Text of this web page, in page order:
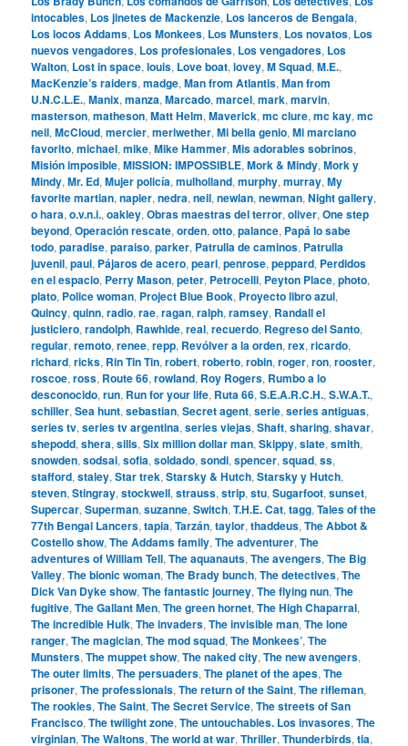
intocables, Los jinetes de Mackenzie, Los lanceros de Bengala,
Los locos Addams, Los Monkees, Los Munsters, Los novatos, Los
nuevos vengadores, Los profesionales, Los vengadores, Los
Walton, Lost in space,louis, Love boat,lovey,M Squad,M.E.,
MacKenzie’s raiders,madge,Man from Atlantis,Man from
U.N.C.L.E.,Manix,manza,Marcado,marcel,mark,marvin,
masterson,matheson,Matt Helm,Maverick,mc clure,mc kay,mc
neil,McCloud,mercier,meriwether,Mi bella genio,Mi marciano
favorito,michael,mike,Mike Hammer,Mis adorables sobrinos,
Misión imposible,MISSION: IMPOSSIBLE,Mork & Mindy,Mork y
Mindy,Mr. Ed,Mujer policía,mulholland,murphy,murray,My
favorite martian,napier,nedra,neil,newlan,newman,Night gallery,
o hara,o.v.n.i.,oakley,Obras maestras del terror,oliver,One step
beyond,Operación rescate,orden,otto,palance, Papá lo sabe
todo,paradise,paraiso,parker, Patrulla de caminos, Patrulla
juvenil,paul, Pájaros de acero,pearl,penrose,peppard, Perdidos
en el espacio, Perry Mason,peter, Petrocelli, Peyton Place,photo,
plato, Police woman, Project Blue Book, Proyecto libro azul,
Quincy,quinn,radio,rae,ragan,ralph,ramsey, Randall el
justiciero,randolph, Rawhide,real,recuerdo, Regreso del Santo,
regular,remoto,renee,repp, Revólver a la orden,rex,ricardo,
richard,ricks, Rin Tin Tin,robert,roberto,robin,roger,ron,rooster,
roscoe,ross, Route 66,rowland, Roy Rogers, Rumbo a lo
desconocido,run, Run for your life, Ruta 66,S.E.A.R.C.H.,S.W.A.T.,
schiller,Sea hunt,sebastian,Secret agent,serie,series antiguas,
series tv,series tv argentina,series viejas,Shaft,sharing,shavar,
shepodd,shera,sills,Six million dollar man,Skippy,slate,smith,
snowden,sodsai,sofia,soldado,sondi,spencer,squad,ss,
stafford,staley,Star trek,Starsky & Hutch,Starsky y Hutch,
steven,Stingray,stockwell,strauss,strip,stu,Sugarfoot,sunset,
Supercar,Superman,suzanne,Switch,T.H.E. Cat,tagg,Tales of the
77th Bengal Lancers,tapia,Tarzán,taylor,thaddeus,The Abbot &
Costello show,The Addams family,The adventurer,The
adventures of William Tell,The aquanauts,The avengers,The Big
Valley,The bionic woman,The Brady bunch,The detectives,The
Dick Van Dyke show,The fantastic journey,The flying nun,The
fugitive,The Gallant Men,The green hornet,The High Chaparral,
The incredible Hulk,The invaders,The invisible man,The lone
ranger,The magician,The mod squad,The Monkees’,The
Munsters,The muppet show,The naked city,The new avengers,
The outer limits,The persuaders,The planet of the apes,The
prisoner,The professionals,The return of the Saint,The rifleman,
The rookies,The Saint,The Secret Service,The streets of San
Francisco,The twilight zone,The untouchables. Los invasores,The
virginian,The Waltons,The world at war,Thriller,Thunderbirds,tia,